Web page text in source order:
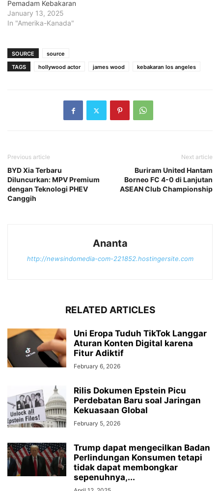
Pemadam Kebakaran
January 13, 2025
In "Amerika-Kanada"
SOURCE
source
TAGS
hollywood actor james wood kebakaran los angeles
Previous article
BYD Xia Terbaru
Diluncurkan: MPV Premium
dengan Teknologi PHEV
Canggih
Next article
Buriram United Hantam
Borneo FC 4-0 di Lanjutan
ASEAN Club Championship
Ananta
http://newsindomedia-com-221852.hostingersite.com
RELATED ARTICLES
Uni Eropa Tuduh TikTok Langgar
Aturan Konten Digital karena
Fitur Adiktif
February 6, 2026
Rilis Dokumen Epstein Picu
Perdebatan Baru soal Jaringan
Kekuasaan Global
February 5, 2026
Trump dapat mengecilkan Badan
Perlindungan Konsumen tetapi
tidak dapat membongkar
sepenuhnya,...